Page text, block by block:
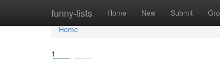
funny-lists Home New Submit
Home
Home
1